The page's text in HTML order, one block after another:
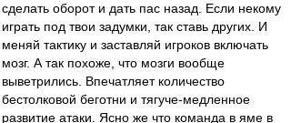
сделать оборот и дать пас назад. Если некому
играть под твои задумки, так ставь других. И
меняй тактику и заставляй игроков включать
мозг. А так похоже, что мозги вообще
выветрились. Впечатляет количество
бестолковой беготни и тягуче-медленное
развитие атаки. Ясно же что команда в яме в